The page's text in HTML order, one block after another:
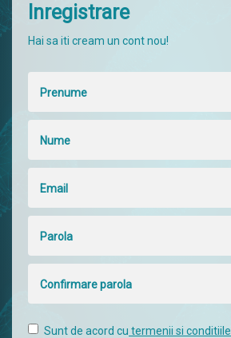
Inregistrare
Hai sa iti cream un cont nou!
Sunt de acord cu termenii si conditiile